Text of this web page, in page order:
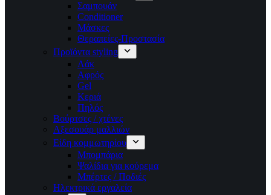
Σαμπουάν
Conditioner
Μάσκες
Θεραπείες-Προστασία
Προϊόντα styling
Λάκ
Αφρός
Gel
Κεριά
Πηλός
Βούρτσες / χτένες
Αξεσουάρ μαλλιών
Είδη κομμωτηρίου
Μπομπάρια
Ψαλίδια για κούρεμα
Μπέρτες / Ποδιές
Ηλεκτρικά εργαλεία